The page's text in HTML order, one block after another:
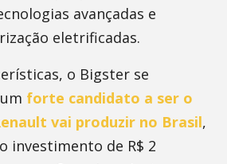
avançadas e
eletrificadas.
o Bigster se
forte candidato a ser o
vai produzir no Brasil,
investimento de R$ 2